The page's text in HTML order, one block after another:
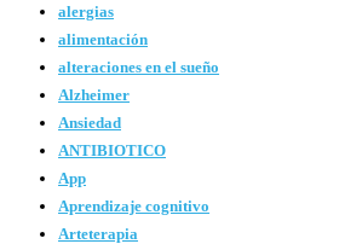
alergias
alimentación
alteraciones en el sueño
Alzheimer
Ansiedad
ANTIBIOTICO
App
Aprendizaje cognitivo
Arteterapia